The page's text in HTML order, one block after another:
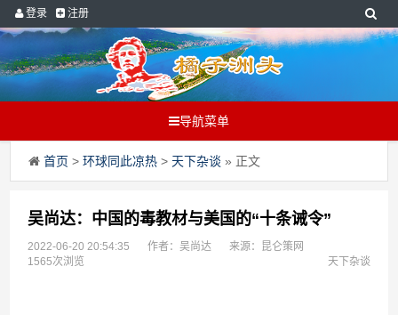
登录 注册
导航菜单
首页 >环球同此凉热 > 天下杂谈 » 正文
吴尚达：中国的毒教材与美国的“十条诫令”
2022-06-20 20:54:35 作者：吴尚达
来源：昆仑策网
1565次浏览
天下杂谈